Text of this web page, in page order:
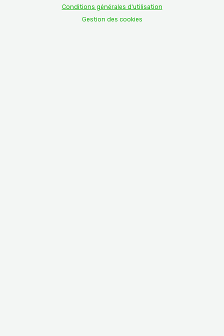
Conditions générales d'utilisation
Gestion des cookies